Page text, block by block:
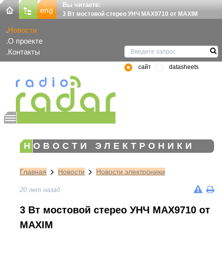
Вы читаете:
3 Вт мостовой стерео УНЧ MAX9710 от MAXIM
Новости
О проекте
Контакты
сайт datasheets
НОВОСТИ ЭЛЕКТРОНИКИ
Главная Новости Новости электроники
20 лет назад
3 Вт мостовой стерео УНЧ MAX9710 от
MAXIM